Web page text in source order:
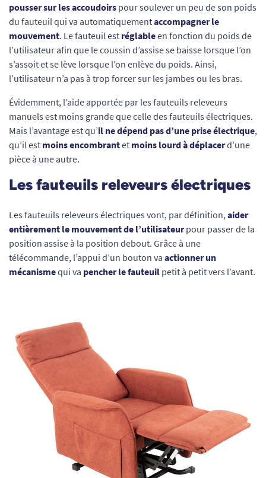
pousser sur les accoudoirs pour soulever un peu de son poids
du fauteuil qui va automatiquementaccompagner le
mouvement. Le fauteuil est réglableen fonction du poids de
l’utilisateur afin que le coussin d’assise se baisse lorsque l’on
s’assoit et se lève lorsque l’on enlève du poids. Ainsi,
l’utilisateur n’a pas à trop forcer sur les jambes ou les bras.
Évidemment, l’aide apportée par les fauteuils releveurs
manuels est moins grande que celle des fauteuils électriques.
Mais l’avantage est qu’il ne dépend pas d’une prise électrique,
qu’il est moins encombrantet moins lourd à déplacerd’une
pièce à une autre.
Les fauteuils releveurs électriques
Les fauteuils releveurs électriques vont, par définition, aider
entièrement le mouvement de l’utilisateurpour passer de la
position assise à la position debout. Grâce à une
télécommande, l’appui d’un bouton va actionner un
mécanismequi va pencher le fauteuil petit à petit vers l’avant.